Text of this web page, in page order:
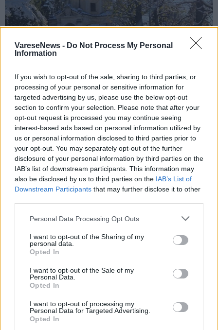
VareseNews - Do Not Process My Personal
Information
If you wish to opt-out of the sale, sharing to third parties, or
processing of your personal or sensitive information for
targeted advertising by us, please use the below opt-out
section to confirm your selection. Please note that after your
opt-out request is processed you may continue seeing
interest-based ads based on personal information utilized by
us or personal information disclosed to third parties prior to
your opt-out. You may separately opt-out of the further
disclosure of your personal information by third parties on the
IAB’s list of downstream participants. This information may
also be disclosed by us to third parties on the IAB’s List of
Downstream Participants that may further disclose it to other
Personal Data Processing Opt Outs
I want to opt-out of the Sharing of my
personal data.
Opted In
I want to opt-out of the Sale of my
Personal Data.
Opted In
I want to opt-out of processing my
Personal Data for Targeted Advertising.
Opted In
La magia del Sacro Monte di Varese
imbiancato dalla prima neve
A Castelveccana sul Lago Maggiore la
neve imbianca le strade